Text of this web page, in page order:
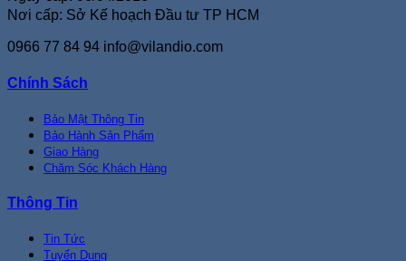
Nơi cấp: Sở Kế hoạch Đầu tư TP HCM
0966 77 84 94 info@vilandio.com
Chính Sách
Bảo Mật Thông Tin
Bảo Hành Sản Phẩm
Giao Hàng
Chăm Sóc Khách Hàng
Thông Tin
Tin Tức
Tuyển Dụng